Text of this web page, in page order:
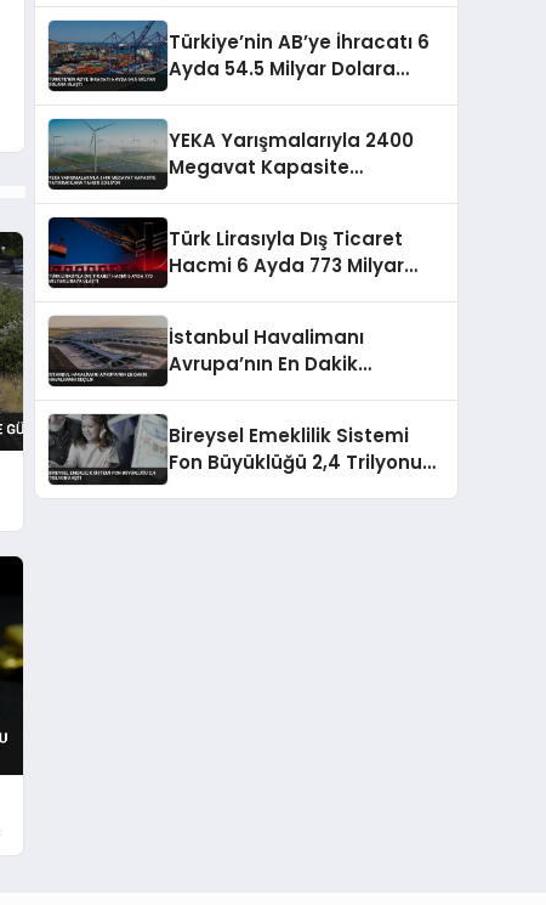
Türkiye’nin AB’ye İhracatı 6
Ayda 54.5 Milyar Dolara
YEKA Yarışmalarıyla 2400
Megavat Kapasite
Türk Lirasıyla Dış Ticaret
Hacmi 6 Ayda 773 Milyar
İstanbul Havalimanı
Avrupa’nın En Dakik
Bireysel Emeklilik Sistemi
Fon Büyüklüğü 2,4 Trilyonu